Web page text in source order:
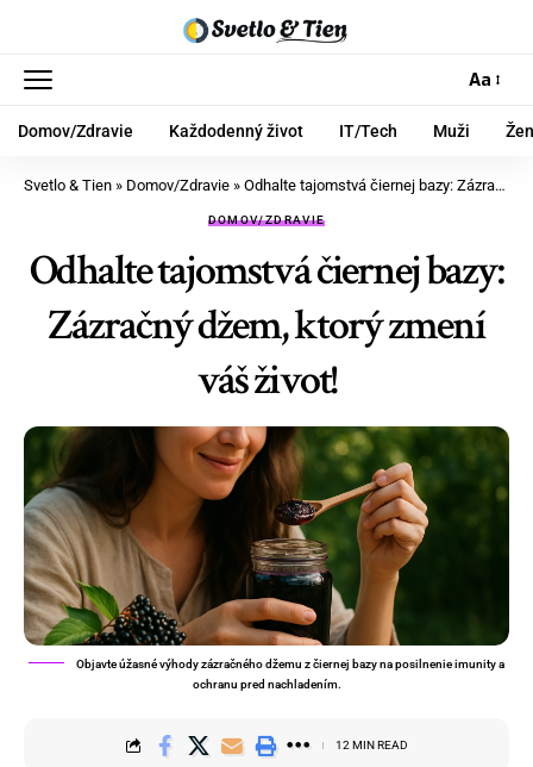
Aa
Domov/Zdravie Každodenný život IT/Tech Muži
Svetlo & Tien » Domov/Zdravie » Odhalte tajomstvá čiernej bazy: Zázračný džem, ktorý zmení váš život!
DOMOV/ZDRAVIE
Odhalte tajomstvá čiernej bazy:
Zázračný džem, ktorý zmení
váš život!
Objavte úžasné výhody zázračného džemu z čiernej bazy na posilnenie imunity a
ochranu pred nachladením.
12 MIN READ